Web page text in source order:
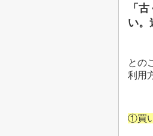
「
い。
との
利用
①買